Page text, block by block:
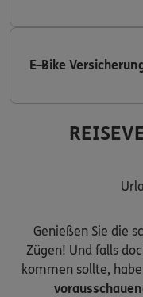
E-Bike
Genießen Sie die
Zügen! Und falls
kommen sollte,